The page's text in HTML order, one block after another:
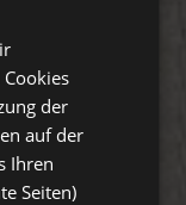
FRENCH
der
auf der
Ihren
Seiten)